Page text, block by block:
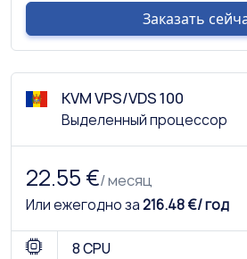
Заказать
KVM VPS/VDS 100
Выделенный процессор
22.55 €/ месяц
Или ежегодно за216.48 €/ год
8 CPU